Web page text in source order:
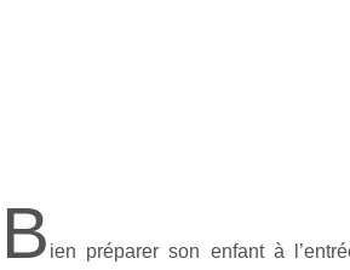
B ien préparer son enfant à